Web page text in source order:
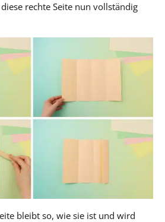
rechte Seite nun vollständig
bleibt so, wie sie ist und wird